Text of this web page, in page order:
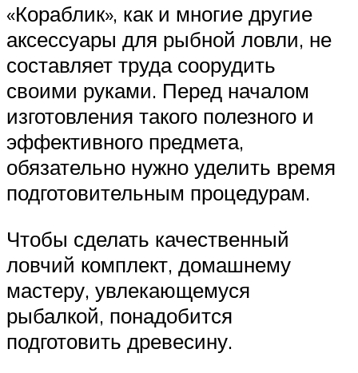
«Кораблик», как и многие другие
аксессуары для рыбной ловли, не
составляет труда соорудить
своими руками. Перед началом
изготовления такого полезного и
эффективного предмета,
обязательно нужно уделить время
подготовительным процедурам.
Чтобы сделать качественный
ловчий комплект, домашнему
мастеру, увлекающемуся
рыбалкой, понадобится
подготовить древесину.